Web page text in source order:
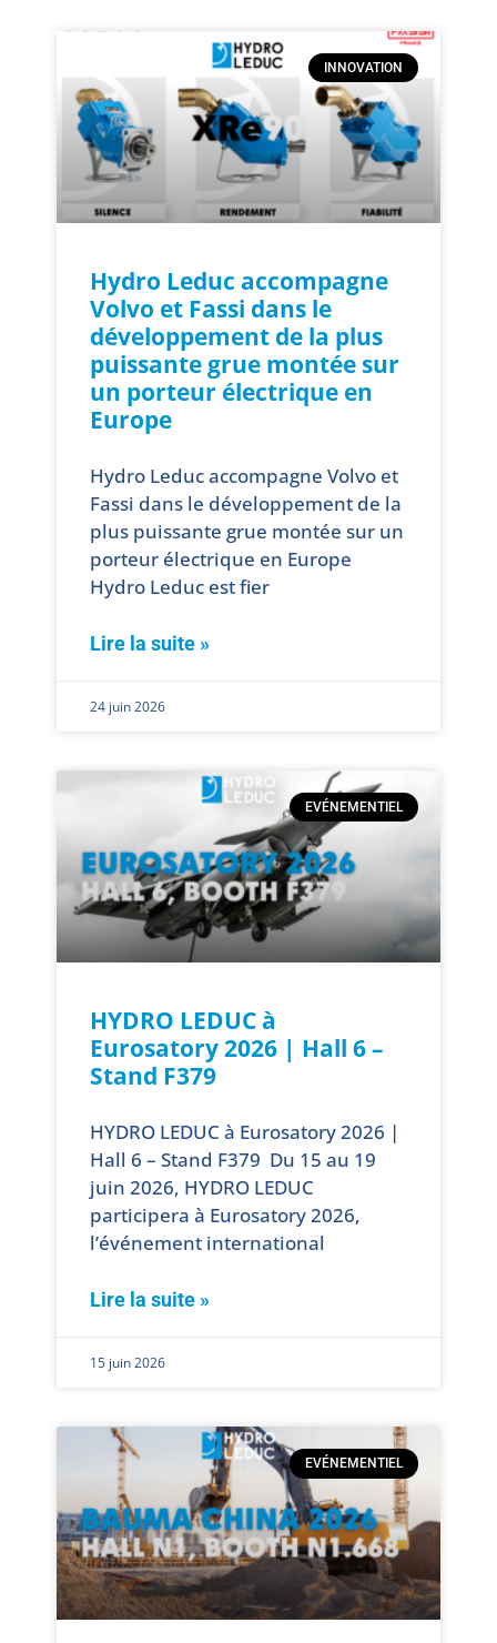
INNOVATION
Hydro Leduc accompagne
Volvo et Fassi dans le
développement de la plus
puissante grue montée sur
un porteur électrique en
Europe
Hydro Leduc accompagne Volvo et
Fassi dans le développement de la
plus puissante grue montée sur un
porteur électrique en Europe
Hydro Leduc est fier
Lire la suite »
24 juin 2026
EVÉNEMENTIEL
HYDRO LEDUC à
Eurosatory 2026 | Hall 6 –
Stand F379
HYDRO LEDUC à Eurosatory 2026 |
Hall 6 – Stand F379 Du 15 au 19
juin 2026, HYDRO LEDUC
participera à Eurosatory 2026,
l’événement international
Lire la suite »
15 juin 2026
EVÉNEMENTIEL